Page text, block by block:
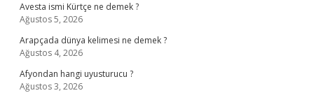
Avesta ismi Kürtçe ne demek ?
Ağustos 5, 2026
Arapçada dünya kelimesi ne demek ?
Ağustos 4, 2026
Afyondan hangi uyusturucu ?
Ağustos 3, 2026